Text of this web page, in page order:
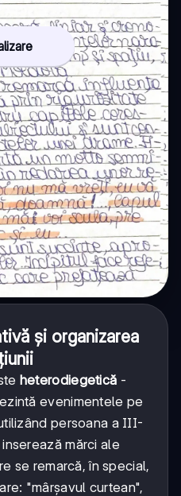
și organizarea
heterodiegetică -
evenimentele pe
persoana a III-
mărci ale
se remarcă, în special,
"mârșavul curtean",